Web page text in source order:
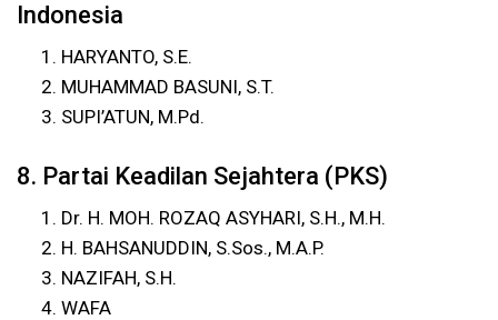
Indonesia
HARYANTO, S.E.
MUHAMMAD BASUNI, S.T.
SUPI’ATUN, M.Pd.
8. Partai Keadilan Sejahtera (PKS)
Dr. H. MOH. ROZAQ ASYHARI, S.H., M.H.
H. BAHSANUDDIN, S.Sos., M.A.P.
NAZIFAH, S.H.
WAFA